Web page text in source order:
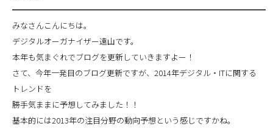
━━━━━━━━━━━━━━━━━━━━━━━━━━━━━━━━
みなさんこんにちは。
デジタルオーガナイザー遠山です。
本年も気まぐれでブログを更新していきますよー！
さて、今年一発目のブログ更新ですが、2014年デジタル・ITに関する
トレンドを
勝手気ままに予想してみました！！
基本的には2013年の注目分野の動向予想という感じですかね。